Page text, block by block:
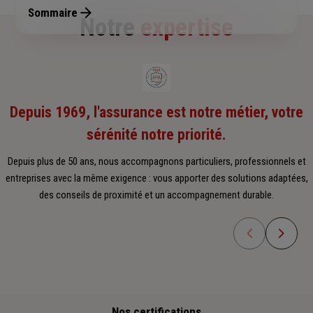
Sommaire
Notre expertise
Depuis 1969, l'assurance est notre métier, votre
sérénité notre priorité.
Depuis plus de 50 ans, nous accompagnons particuliers, professionnels et
entreprises avec la même exigence : vous apporter des solutions adaptées,
des conseils de proximité et un accompagnement durable.